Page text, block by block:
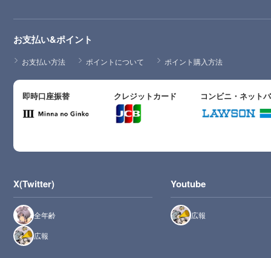
お支払い&ポイント
お支払い方法 ポイントについて ポイント購入方法
即時口座振替 クレジットカード コンビニ・ネット
X(Twitter)
全年齢
広報
Youtube
広報